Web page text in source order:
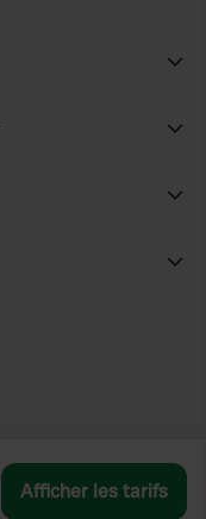
Afficher les tarifs